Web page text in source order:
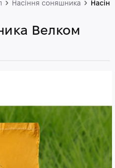
Насіння соняшника
Велком